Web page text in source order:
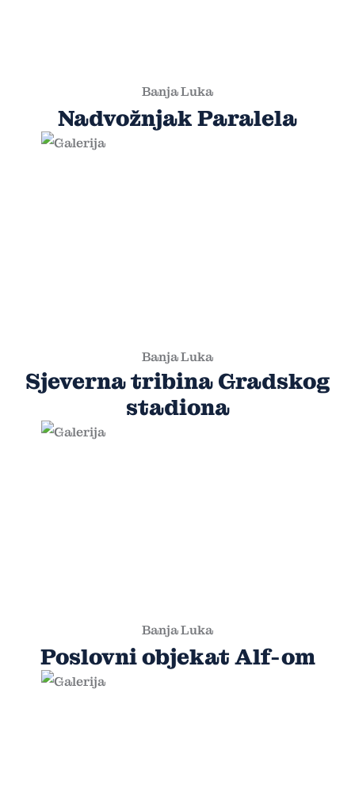
Banja Luka
Nadvožnjak Paralela
Banja Luka
Sjeverna tribina Gradskog
stadiona
Banja Luka
Poslovni objekat Alf-om